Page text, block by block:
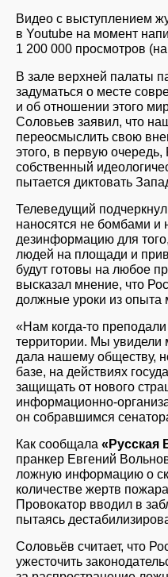
Видео с выступлением
в Youtube на момент
1 200 000 просмотров
В зале верхней палаты
задуматься о месте
и об отношении этого
Соловьев заявил, что
переосмыслить свою
этого, в первую
собственный
пытается диктовать
Телеведущий
наносятся не бомбами и
дезинформацию для
людей на площади и
будут готовы на любое
высказал мнение, что
должные уроки из опыта
«Нам когда-то
территории. Мы
дала нашему обществу,
базе, на действиях
защищать от нового
информационно-
он собравшимся
Как сообщала «Русская
пранкер Евгений
ложную информацию о
количестве жертв
Провокатор вводил в
пытаясь
Соловьёв считает, что
ужесточить